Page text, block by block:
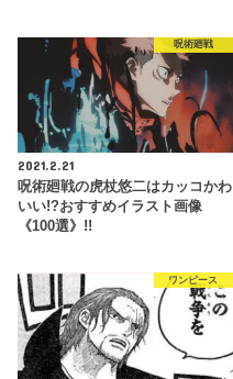
呪術廻戦
2021.2.21
呪術廻戦の虎杖悠二はカッコかわ
いい!?おすすめイラスト画像
《100選》!!
ワンピース